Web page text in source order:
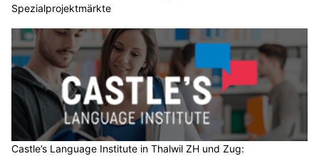
Spezialprojektmärkte
Castle’s Language Institute in Thalwil ZH und Zug: